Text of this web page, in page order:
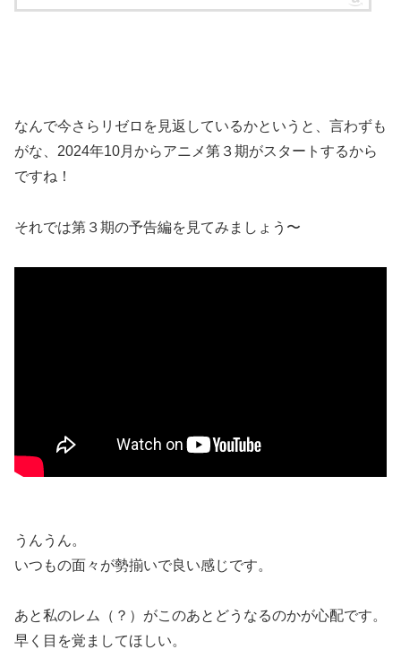
なんで今さらリゼロを見返しているかというと、言わずも
がな、2024年10月からアニメ第３期がスタートするから
ですね！
それでは第３期の予告編を見てみましょう〜
うんうん。
いつもの面々が勢揃いで良い感じです。
あと私のレム（？）がこのあとどうなるのかが心配です。
早く目を覚ましてほしい。